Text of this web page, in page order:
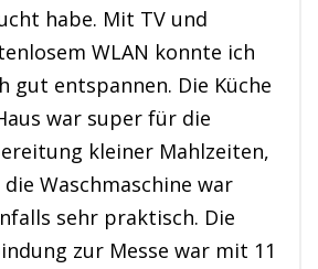
habe. Mit TV und
WLAN konnte ich
gut entspannen. Die Küche
war super für die
kleiner Mahlzeiten,
die Waschmaschine war
sehr praktisch. Die
zur Messe war mit 11